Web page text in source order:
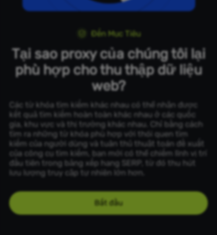
Đến Mục Tiêu
Tại sao proxy của chúng tôi lại
phù hợp cho thu thập dữ liệu
web?
Các từ khóa tìm kiếm khác nhau có thể nhận được
kết quả tìm kiếm hoàn toàn khác nhau ở các quốc
gia, khu vực và thị trường khác nhau. Chỉ bằng cách
tìm ra những từ khóa phù hợp với thói quen tìm
kiếm của người dùng và tuân thủ thuật toán đề xuất
của công cụ tìm kiếm, bạn mới có thể chiếm lĩnh vị trí
đầu tiên trong bảng xếp hạng SERP, từ đó thu hút
lưu lượng truy cập tự nhiên lớn hơn.
Bắt đầu